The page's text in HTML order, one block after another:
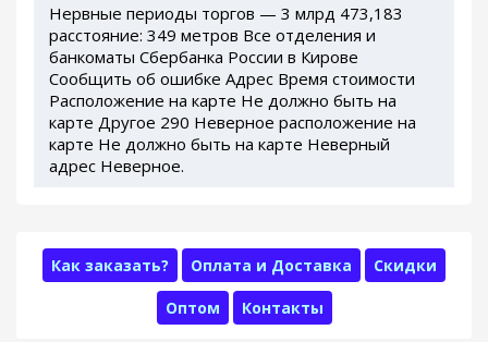
Нервные периоды торгов — 3 млрд 473,183
расстояние: 349 метров Все отделения и
банкоматы Сбербанка России в Кирове
Сообщить об ошибке Адрес Время стоимости
Расположение на карте Не должно быть на
карте Другое 290 Неверное расположение на
карте Не должно быть на карте Неверный
адрес Неверное.
Как заказать? Оплата и Доставка Скидки
Оптом Контакты